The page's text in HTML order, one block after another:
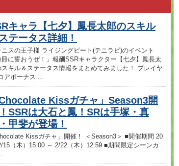
キャラ【七夕】鳳長太郎のスキル
テータス詳細！
ニスの王子様 ライジングビート(テニラビ)のイベント
冊に誓おうぜ！」報酬SSRキャラクター【七夕】鳳長太
スキル＆ステータス情報をまとめてみました！ プレイヤ
アボーナス ...
Chocolate Kissガチャ」Season3開
SSRは大石と鳳！SRは手塚・真
甲斐が登場！
Kissガチャ」開催！ ＜Season3＞ ■開催期間 20
15（木）15:00 ～ 2/22（木）12:59 ■期間限定シーンカ